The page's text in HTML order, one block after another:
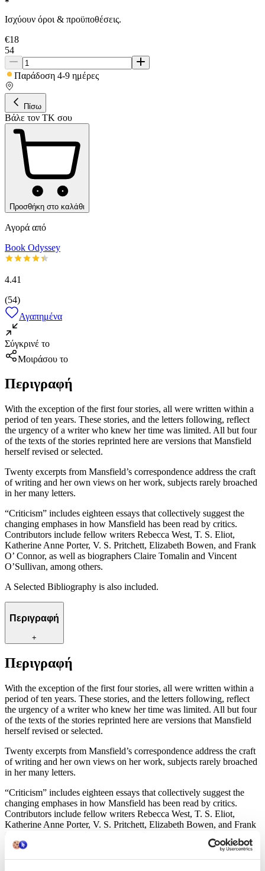
Ισχύουν όροι & προϋποθέσεις.
€18
54
Παράδοση 4-9 ημέρες
Πίσω
Βάλε τον ΤΚ σου
Προσθήκη στο καλάθι
Αγορά από
Book Odyssey
4.41
(54)
Αγαπημένα
Σύγκρινέ το
Μοιράσου το
Περιγραφή
With the exception of the first four stories, all were written within a
period of ten years. These stories, and the letters following, reflect
the urgency of a writer who knew her time was limited. All but four
of the texts of the stories reprinted here are versions that Mansfield
herself revised or selected.
Twenty excerpts from Mansfield’s correspondence address the craft
of writing and her own views on her work, subjects rarely broached
in her many letters.
“Criticism” includes eighteen essays that collectively suggest the
changing emphases in how Mansfield has been read by critics.
Contributors include fellow writers Rebecca West, T. S. Eliot,
Katherine Anne Porter, V. S. Pritchett, Elizabeth Bowen, and Frank
O’ Connor, as well as biographers Claire Tomalin and Vincent
O’Sullivan, among others.
A Selected Bibliography is also included.
Περιγραφή
+
Περιγραφή
With the exception of the first four stories, all were written within a
period of ten years. These stories, and the letters following, reflect
the urgency of a writer who knew her time was limited. All but four
of the texts of the stories reprinted here are versions that Mansfield
herself revised or selected.
Twenty excerpts from Mansfield’s correspondence address the craft
of writing and her own views on her work, subjects rarely broached
in her many letters.
“Criticism” includes eighteen essays that collectively suggest the
changing emphases in how Mansfield has been read by critics.
Contributors include fellow writers Rebecca West, T. S. Eliot,
Katherine Anne Porter, V. S. Pritchett, Elizabeth Bowen, and Frank
O’ Connor, as well as biographers Claire Tomalin and Vincent
O’Sullivan, among others.